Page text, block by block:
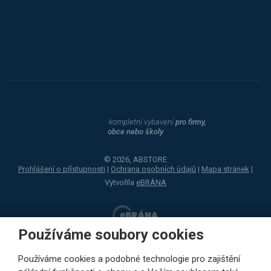
Používáme soubory cookies
Používáme cookies a podobné technologie pro zajištění
kompletní vybavenípro firmy,
obce nebo školy
© 2026, ABSTORE
Prohlášení o přístupnosti | Ochrana osobních údajů | Mapa stránek |
Vytvořila eBRÁNA